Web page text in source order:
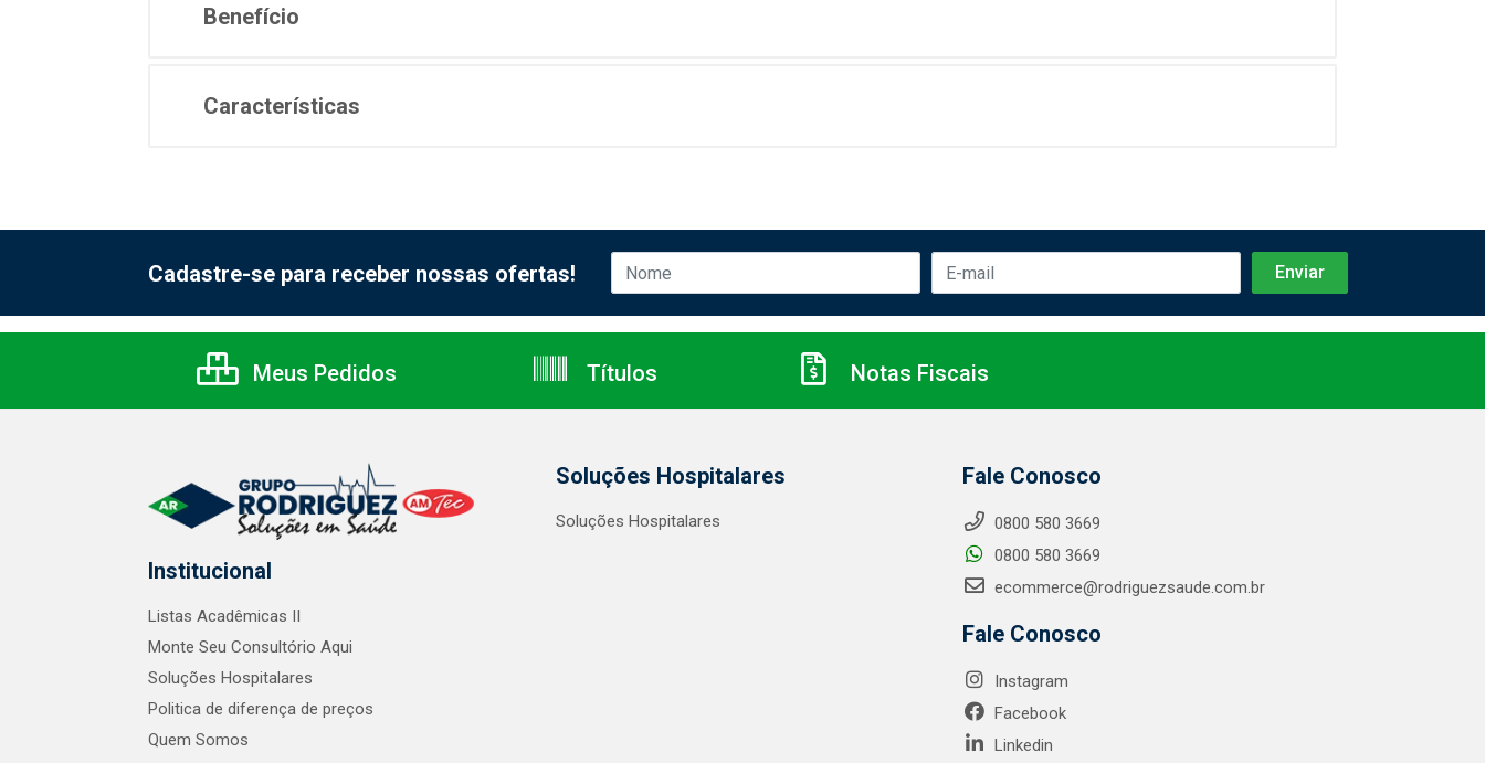
Benefício
Características
Cadastre-se para receber nossas ofertas!
Meus Pedidos Títulos Notas Fiscais
Institucional
Listas Acadêmicas II
Monte Seu Consultório Aqui
Soluções Hospitalares
Politica de diferença de preços
Quem Somos
Soluções Hospitalares
Soluções Hospitalares
Fale Conosco
0800 580 3669
0800 580 3669
ecommerce@rodriguezsaude.com.br
Fale Conosco
Instagram
Facebook
Linkedin